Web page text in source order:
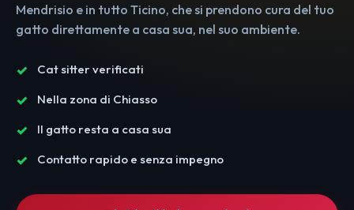
Mendrisio e in tutto Ticino, che si prendono cura del tuo
gatto direttamente a casa sua, nel suo ambiente.
Cat sitter verificati
Nella zona di Chiasso
Il gatto resta a casa sua
Contatto rapido e senza impegno